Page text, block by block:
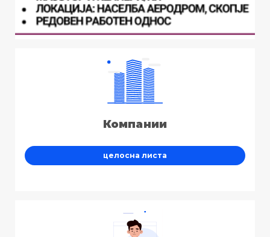
Компании
целосна листа